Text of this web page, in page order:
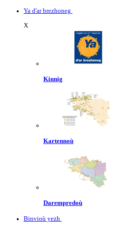
Ya d'ar brezhoneg
X
Kinnig
Kartennoù
Darempredoù
Binvioù yezh